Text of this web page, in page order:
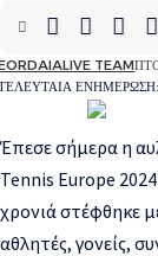
TEAM
Έπεσε σήμερα η
Tennis Europe
χρονιά στέφθηκε
αθλητές, γονείς,